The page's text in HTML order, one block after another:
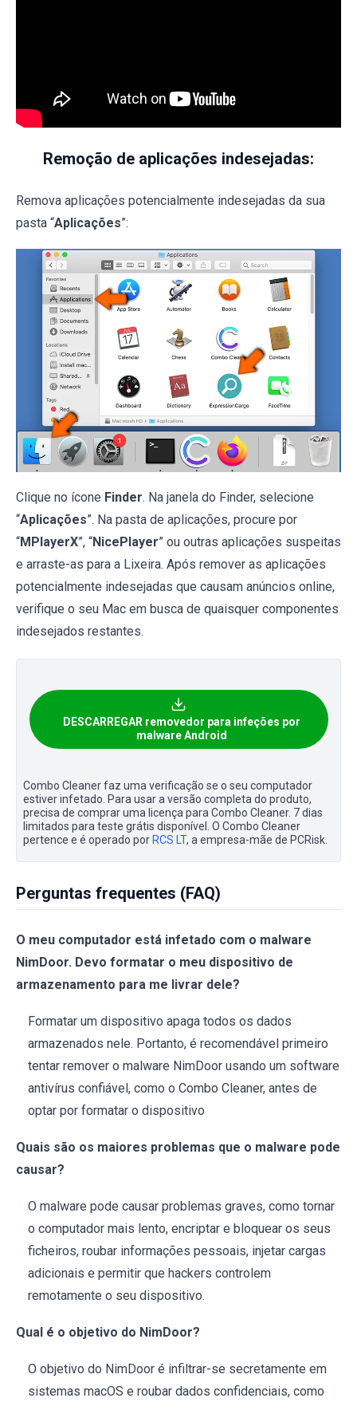
Remoção de aplicações indesejadas:
Remova aplicações potencialmente indesejadas da sua
pasta “Aplicações”:
Clique no ícone Finder. Na janela do Finder, selecione
“Aplicações”. Na pasta de aplicações, procure por
“MPlayerX”, “NicePlayer” ou outras aplicações suspeitas
e arraste-as para a Lixeira. Após remover as aplicações
potencialmente indesejadas que causam anúncios online,
verifique o seu Mac em busca de quaisquer componentes
indesejados restantes.
DESCARREGAR removedor para infeções por
malware Android
Combo Cleaner faz uma verificação se o seu computador
estiver infetado. Para usar a versão completa do produto,
precisa de comprar uma licença para Combo Cleaner. 7 dias
limitados para teste grátis disponível. O Combo Cleaner
pertence e é operado por RCS LT, a empresa-mãe de PCRisk.
Perguntas frequentes (FAQ)
O meu computador está infetado com o malware
NimDoor. Devo formatar o meu dispositivo de
armazenamento para me livrar dele?
Formatar um dispositivo apaga todos os dados
armazenados nele. Portanto, é recomendável primeiro
tentar remover o malware NimDoor usando um software
antivírus confiável, como o Combo Cleaner, antes de
optar por formatar o dispositivo
Quais são os maiores problemas que o malware pode
causar?
O malware pode causar problemas graves, como tornar
o computador mais lento, encriptar e bloquear os seus
ficheiros, roubar informações pessoais, injetar cargas
adicionais e permitir que hackers controlem
remotamente o seu dispositivo.
Qual é o objetivo do NimDoor?
O objetivo do NimDoor é infiltrar-se secretamente em
sistemas macOS e roubar dados confidenciais, como